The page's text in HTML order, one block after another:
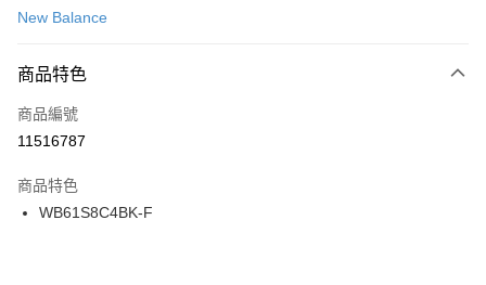
便利好安心！
３．安心：先確認商品／服務後，再付款。
【「AFTEE先享後付」結帳流程】
１．於結帳方式選擇「AFTEE先享後付」後，將跳轉至「AFTEE先享後付」
２．訂單成立數日內，您將收到繳費通知簡訊。
３．收到繳費通知簡訊後14天內，點擊此簡訊中的連結，可透過四大超商／
ATM／網路銀行／等多元方式進行付款，方視為交易完成。
運送方式
每筆NT$100，滿NT$1,500(含以上)免運費
宅配
每筆NT$100，滿NT$1,500(含以上)免運費
付款後門市自取
每筆NT$100，滿NT$1,500(含以上)免運費
New Balance
商品特色
商品編號
11516787
商品特色
WB61S8C4BK-F